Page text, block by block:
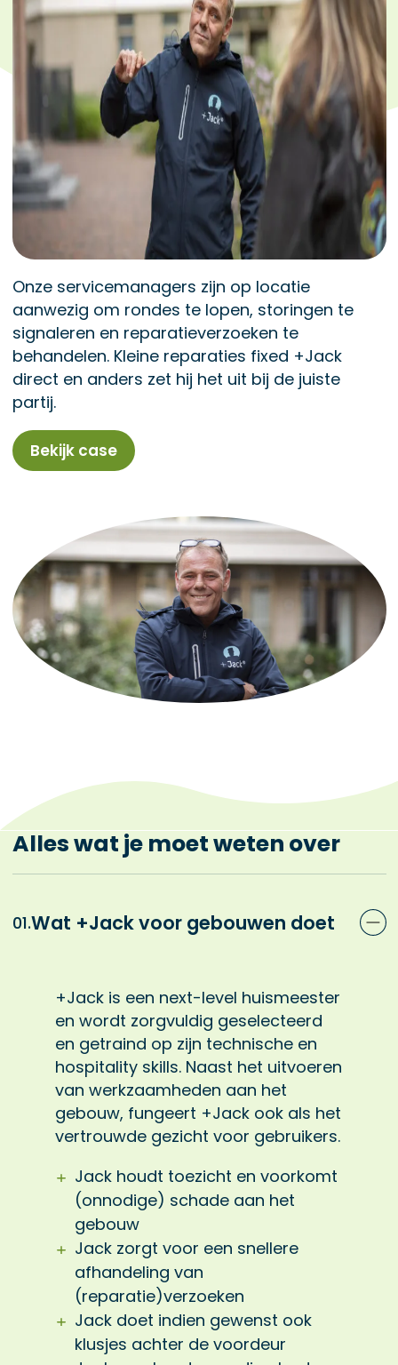
Onze servicemanagers zijn op locatie
aanwezig om rondes te lopen, storingen te
signaleren en reparatieverzoeken te
behandelen. Kleine reparaties fixed +Jack
direct en anders zet hij het uit bij de juiste
partij.
Bekijk case
Alles wat je moet weten over
01.Wat +Jack voor gebouwen doet
+Jack is een next-level huismeester
en wordt zorgvuldig geselecteerd
en getraind op zijn technische en
hospitality skills. Naast het uitvoeren
van werkzaamheden aan het
gebouw, fungeert +Jack ook als het
vertrouwde gezicht voor gebruikers.
Jack houdt toezicht en voorkomt
(onnodige) schade aan het
gebouw
Jack zorgt voor een snellere
afhandeling van
(reparatie)verzoeken
Jack doet indien gewenst ook
klusjes achter de voordeur